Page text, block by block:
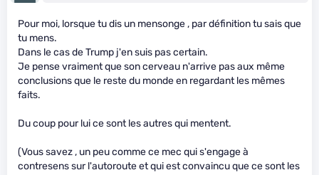
Pour moi, lorsque tu dis un mensonge , par définition tu sais que
tu mens.
Dans le cas de Trump j'en suis pas certain.
Je pense vraiment que son cerveau n'arrive pas aux même
conclusions que le reste du monde en regardant les mêmes
faits.
Du coup pour lui ce sont les autres qui mentent.
(Vous savez , un peu comme ce mec qui s'engage à
contresens sur l'autoroute et qui est convaincu que ce sont les